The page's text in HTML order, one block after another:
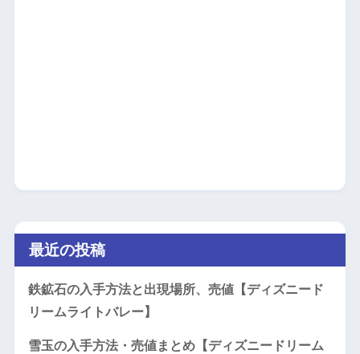
最近の投稿
鉄鉱石の入手方法と出現場所、売値【ディズニード
リームライトバレー】
雪玉の入手方法・売値まとめ【ディズニードリーム